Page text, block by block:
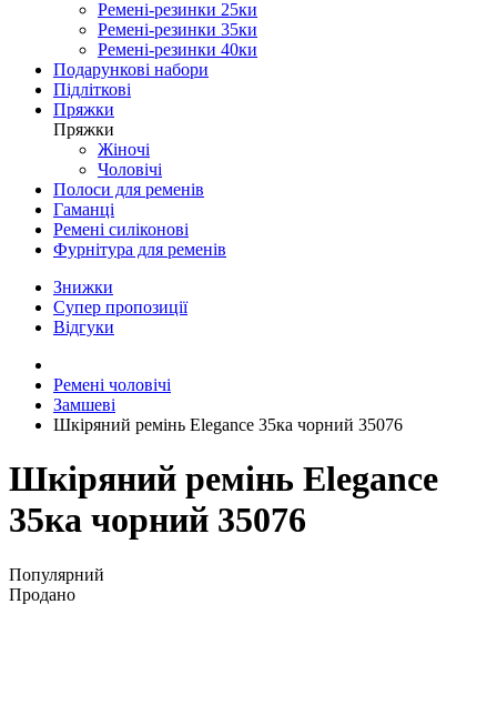
Ремені-резинки 25ки
Ремені-резинки 35ки
Ремені-резинки 40ки
Подарункові набори
Підліткові
Пряжки
Пряжки
Жіночі
Чоловічі
Полоси для ременів
Гаманці
Ремені силіконові
Фурнітура для ременів
Знижки
Супер пропозиції
Відгуки
Ремені чоловічі
Замшеві
Шкіряний ремінь Elegance 35ка чорний 35076
Шкіряний ремінь Elegance
35ка чорний 35076
Популярний
Продано